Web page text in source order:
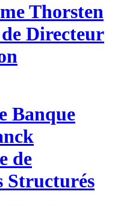
Thorsten
Directeur
Banque
de
Structurés